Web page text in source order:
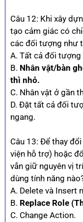
Câu 12: Khi xây
tạo cảm giác có
các đối tượng như
A. Tất cả đối
B. Nhân vật/bàn
thì nhỏ.
C. Nhân vật ở gần
D. Đặt tất cả đối
ngang.
Câu 13: Để thay
viện hỗ trợ) hoặc
vẫn giữ nguyên vị
dùng tính năng
A. Delete và Insert
B. Replace Role
C. Change Action.